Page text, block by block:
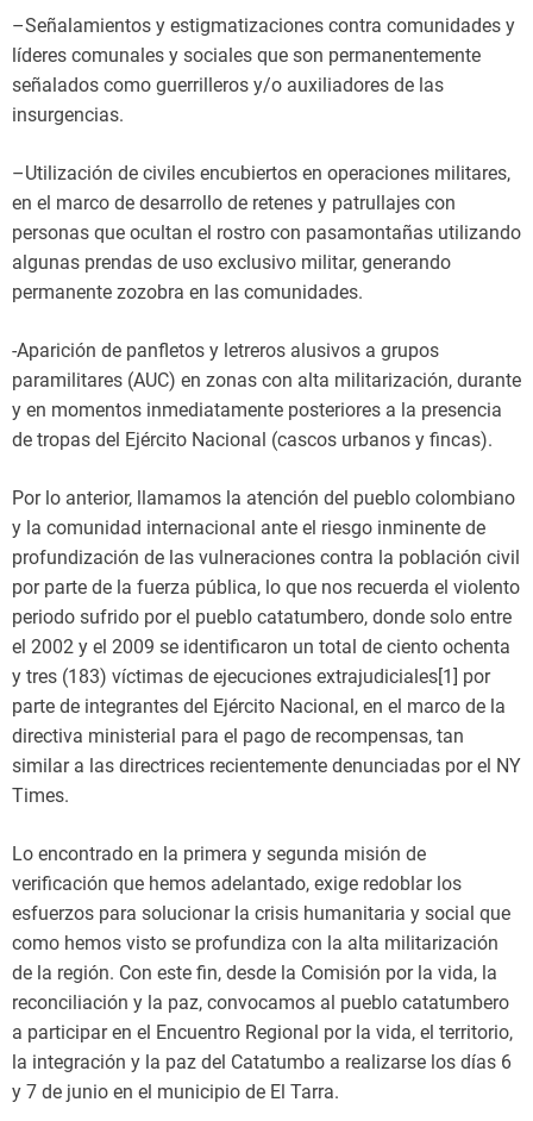
–Señalamientos y estigmatizaciones contra comunidades y
líderes comunales y sociales que son permanentemente
señalados como guerrilleros y/o auxiliadores de las
insurgencias.
–Utilización de civiles encubiertos en operaciones militares,
en el marco de desarrollo de retenes y patrullajes con
personas que ocultan el rostro con pasamontañas utilizando
algunas prendas de uso exclusivo militar, generando
permanente zozobra en las comunidades.
-Aparición de panfletos y letreros alusivos a grupos
paramilitares (AUC) en zonas con alta militarización, durante
y en momentos inmediatamente posteriores a la presencia
de tropas del Ejército Nacional (cascos urbanos y fincas).
Por lo anterior, llamamos la atención del pueblo colombiano
y la comunidad internacional ante el riesgo inminente de
profundización de las vulneraciones contra la población civil
por parte de la fuerza pública, lo que nos recuerda el violento
periodo sufrido por el pueblo catatumbero, donde solo entre
el 2002 y el 2009 se identificaron un total de ciento ochenta
y tres (183) víctimas de ejecuciones extrajudiciales[1] por
parte de integrantes del Ejército Nacional, en el marco de la
directiva ministerial para el pago de recompensas, tan
similar a las directrices recientemente denunciadas por el NY
Times.
Lo encontrado en la primera y segunda misión de
verificación que hemos adelantado, exige redoblar los
esfuerzos para solucionar la crisis humanitaria y social que
como hemos visto se profundiza con la alta militarización
de la región. Con este fin, desde la Comisión por la vida, la
reconciliación y la paz, convocamos al pueblo catatumbero
a participar en el Encuentro Regional por la vida, el territorio,
la integración y la paz del Catatumbo a realizarse los días 6
y 7 de junio en el municipio de El Tarra.